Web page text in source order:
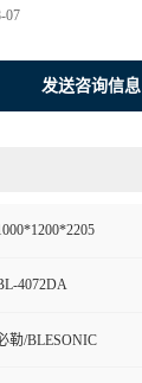
07
发送咨询信息
4072DA
勒/BLESONIC